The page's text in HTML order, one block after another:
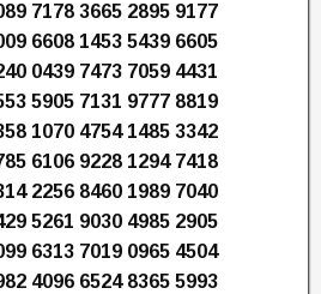
7178 3665 2895 9177
6608 1453 5439 6605
0439 7473 7059 4431
5905 7131 9777 8819
1070 4754 1485 3342
6106 9228 1294 7418
2256 8460 1989 7040
5261 9030 4985 2905
6313 7019 0965 4504
4096 6524 8365 5993